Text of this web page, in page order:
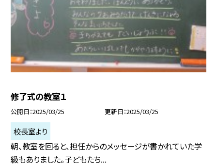
修了式の教室１
公開日 2025/03/25 更新日 2025/03/25
校長室より
朝、教室を回ると、担任からのメッセージが書かれていた学
級もありました。子どもたち...